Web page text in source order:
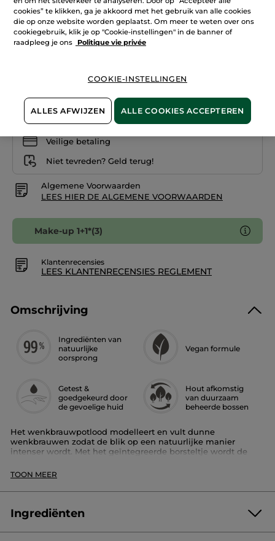
Wenkbrauwpotlood
-
askleurig
Askleurig
Aantal
IN WINKELMANDJE
Bezorging vanaf14/08
Veilige betaling
Niet tevreden? Geld terug!
Algemene Voorwaarden
LEES HIER DE ALGEMENE VOORWAARDEN
Make-up 1+1*(3)
Klantenrecensies
LEES KLANTENRECENSIES REGLEMENT
Omschrijving
Ingrediënten van
natuurlijke
oorsprong
Vegan formule
Getest &
goedgekeurd door
de gevoelige huid
Hout afkomstig
van duurzaam
beheerde bossen
Het wenkbrauwpotlood modelleert en vult dunne
wenkbrauwen zodat de blik op een natuurlijke manier
intenser wordt. Met het geïntegreerde borsteltje wordt de
gebracht. Het resultaat is bestand tegen wrijven.
De vegan formule bevat tot 100% ingrediënten van
Bestaat in 5 tinten met natuurlijke finish.
TOON MEER
Ingrediënten
cookies” te klikken, ga je akkoord met het gebruik van alle cookies
die op onze website worden geplaatst. Om meer te weten over ons
cookiegebruik, klik je op "Cookie-instellingen" in de banner of
raadpleeg je ons
Politique vie privée
COOKIE-INSTELLINGEN
ALLES AFWIJZEN ALLE COOKIES ACCEPTEREN